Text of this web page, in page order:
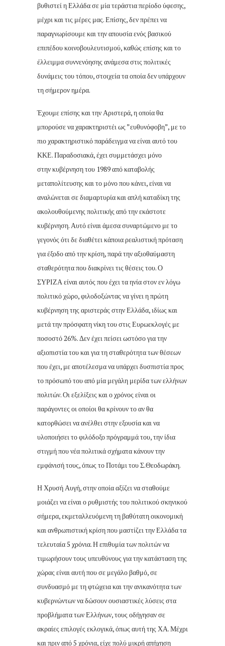
βυθιστεί η Ελλάδα σε μία τεράστια περίοδο ύφεσης,
μέχρι και τις μέρες μας. Επίσης, δεν πρέπει να
παραγνωρίσουμε και την απουσία ενός βασικού
επιπέδου κοινοβουλευτισμού, καθώς επίσης και το
έλλειμμα συννενόησης ανάμεσα στις πολιτικές
δυνάμεις του τόπου, στοιχεία τα οποία δεν υπάρχουν
τη σήμερον ημέρα.
Έχουμε επίσης και την Αριστερά, η οποία θα
μπορούσε να χαρακτηριστέι ως ”ευθυνόφοβη”, με το
πιο χαρακτηριστικό παράδειγμα να είναι αυτό του
ΚΚΕ. Παραδοσιακά, έχει συμμετάσχει μόνο
στην κυβέρνηση του 1989 από καταβολής
μεταπολίτευσης και το μόνο που κάνει, είναι να
αναλώνεται σε διαμαρτυρία και απλή καταδίκη της
ακολουθούμενης πολιτικής από την εκάστοτε
κυβέρνηση. Αυτό είναι άμεσα συναρτώμενο με το
γεγονός ότι δε διαθέτει κάποια ρεαλιστική πρόταση
για έξοδο από την κρίση, παρά την αξιοθαύμαστη
σταθερότητα που διακρίνει τις θέσεις του. Ο
ΣΥΡΙΖΑ είναι αυτός που έχει τα ηνία στον εν λόγω
πολιτικό χώρο, φιλοδοξώντας να γίνει η πρώτη
κυβέρνηση της αριστεράς στην Ελλάδα, ιδίως και
μετά την πρόσφατη νίκη του στις Ευρωεκλογές με
ποσοστό 26%. Δεν έχει πείσει ωστόσο για την
αξιοπιστία του και για τη σταθερότητα των θέσεων
που έχει, με αποτέλεσμα να υπάρχει δυσπιστία προς
το πρόσωπό του από μία μεγάλη μερίδα των ελλήνων
πολιτών. Οι εξελίξεις και ο χρόνος είναι οι
παράγοντες οι οποίοι θα κρίνουν το αν θα
κατορθώσει να ανέλθει στην εξουσία και να
υλοποιήσει το φιλόδοξο πρόγραμμά του, την ίδια
στιγμή που νέα πολιτικά σχήματα κάνουν την
εμφάνισή τους, όπως το Ποτάμι του Σ.Θεοδωράκη.
Η Χρυσή Αυγή, στην οποία αξίζει να σταθούμε
μοιάζει να είναι ο ρυθμιστής του πολιτικού σκηνικού
σήμερα, εκμεταλλευόμενη τη βαθύτατη οικονομική
και ανθρωπιστική κρίση που μαστίζει την Ελλάδα τα
τελευταία 5 χρόνια. Η επιθυμία των πολιτών να
τιμωρήσουν τους υπευθύνους για την κατάσταση της
χώρας είναι αυτή που σε μεγάλο βαθμό, σε
συνδυασμό με τη φτώχεια και την ανικανότητα των
κυβερνώντων να δώσουν ουσιαστικές λύσεις στα
προβλήματα των Ελλήνων, τους οδήγησαν σε
ακραίες επιλογές εκλογικά, όπως αυτή της ΧΑ. Μέχρι
και πριν από 5 χρόνια, είχε πολύ μικρή απήχηση